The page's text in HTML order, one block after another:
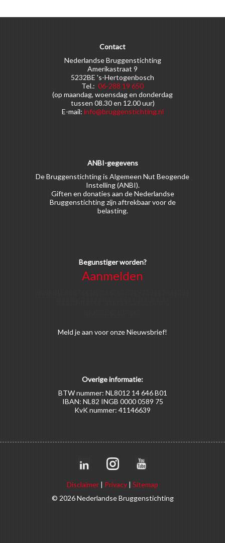
Contact
Nederlandse Bruggenstichting
Amerikastraat 9
5232BE 's-Hertogenbosch
Tel.: 06-288 19 650
(op maandag, woensdag en donderdag
tussen 08.30 en 12.00 uur)
E-mail: info@bruggenstichting.nl
ANBI-gegevens
De Bruggenstichting is Algemeen Nut Beogende
Instelling (ANBI).
Giften en donaties aan de Nederlandse
Bruggenstichting zijn aftrekbaar voor de
belasting.
Begunstiger worden?
Aanmelden
Meld je aan voor onze Nieuwsbrief!
Overige informatie:
BTW nummer: NL8012 14 646 B01
IBAN: NL82 INGB 0000 0589 75
KvK nummer: 41146639
Disclaimer | Privacy | Sitemap
© 2026 Nederlandse Bruggenstichting